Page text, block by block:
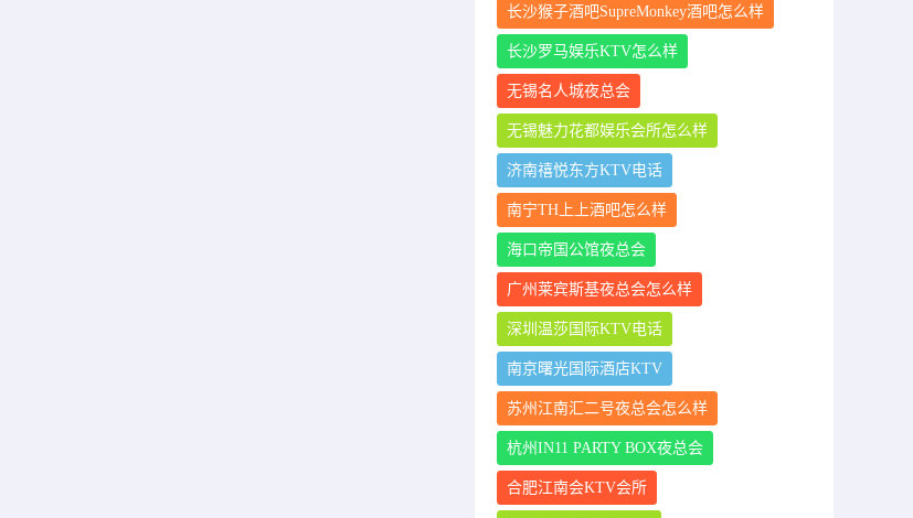
长沙猴子酒吧SupreMonkey酒吧怎么样
长沙罗马娱乐KTV怎么样
无锡名人城夜总会
无锡魅力花都娱乐会所怎么样
济南禧悦东方KTV电话
南宁TH上上酒吧怎么样
海口帝国公馆夜总会
广州莱宾斯基夜总会怎么样
深圳温莎国际KTV电话
南京曙光国际酒店KTV
苏州江南汇二号夜总会怎么样
杭州IN11 PARTY BOX夜总会
合肥江南会KTV会所